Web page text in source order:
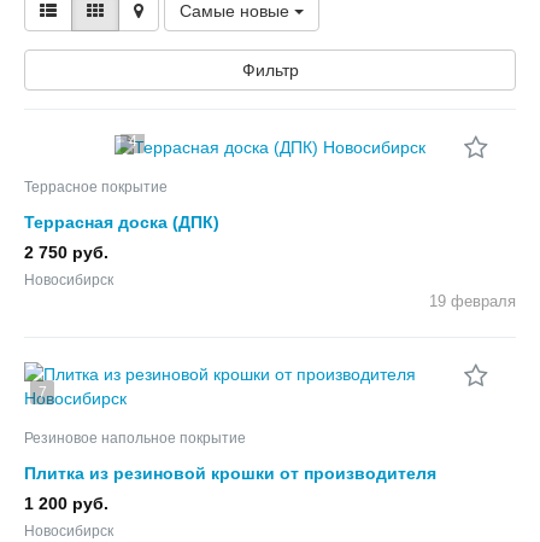
Самые новые
Фильтр
4
Террасное покрытие
Террасная доска (ДПК)
2 750 руб.
Новосибирск
19 февраля
7
Резиновое напольное покрытие
Плитка из резиновой крошки от производителя
1 200 руб.
Новосибирск